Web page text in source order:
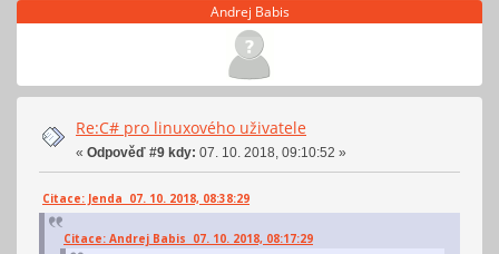
Andrej Babis
Re:C# pro linuxového uživatele
« Odpověď #9 kdy: 07. 10. 2018, 09:10:52 »
Citace: Jenda 07. 10. 2018, 08:38:29
Citace: Andrej Babis 07. 10. 2018, 08:17:29